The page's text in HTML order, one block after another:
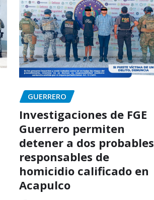
GUERRERO
Investigaciones de FGE
Guerrero permiten
detener a dos probables
responsables de
homicidio calificado en
Acapulco